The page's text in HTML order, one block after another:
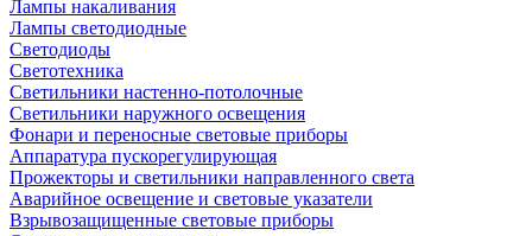
Лампы накаливания
Лампы светодиодные
Светодиоды
Светотехника
Светильники настенно-потолочные
Светильники наружного освещения
Фонари и переносные световые приборы
Аппаратура пускорегулирующая
Прожекторы и светильники направленного света
Аварийное освещение и световые указатели
Взрывозащищенные световые приборы